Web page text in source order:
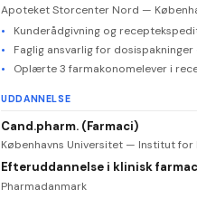
Apoteket Storcenter Nord —
Kunderådgivning og
Faglig ansvarlig for
Oplærte 3 farmakonomelever i
UDDANNELSE
Cand.pharm. (Farmaci)
Københavns Universitet — Institut for
Efteruddannelse i klinisk
Pharmadanmark